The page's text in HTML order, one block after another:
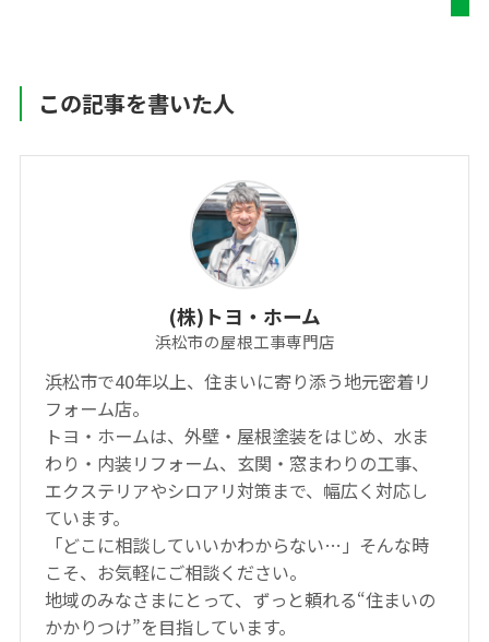
この記事を書いた人
(株)トヨ・ホーム
浜松市の屋根工事専門店
浜松市で40年以上、住まいに寄り添う地元密着リ
フォーム店。
トヨ・ホームは、外壁・屋根塗装をはじめ、水ま
わり・内装リフォーム、玄関・窓まわりの工事、
エクステリアやシロアリ対策まで、幅広く対応し
ています。
「どこに相談していいかわからない…」そんな時
こそ、お気軽にご相談ください。
地域のみなさまにとって、ずっと頼れる“住まいの
かかりつけ”を目指しています。